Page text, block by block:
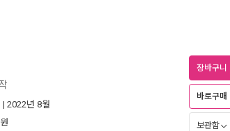
| 2022년 8월
원
장바구니
바로구매
보관함